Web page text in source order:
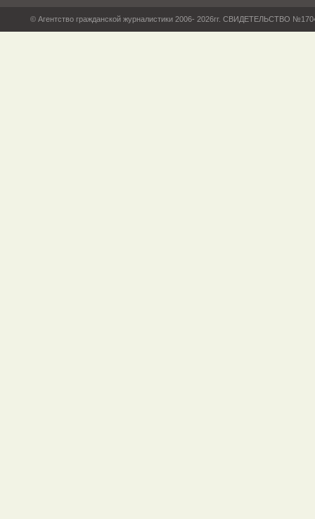
© Агентство гражданской журналистики 2006- 2026гг. СВИДЕТЕЛЬСТВО